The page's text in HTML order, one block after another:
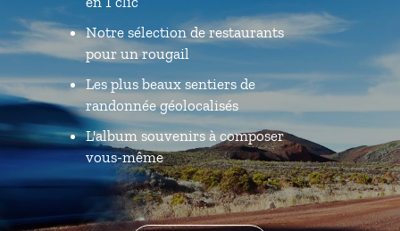
Notre sélection de restaurants
pour un rougail
Les plus beaux sentiers de
randonnée géolocalisés
L'album souvenirs à composer
vous-même